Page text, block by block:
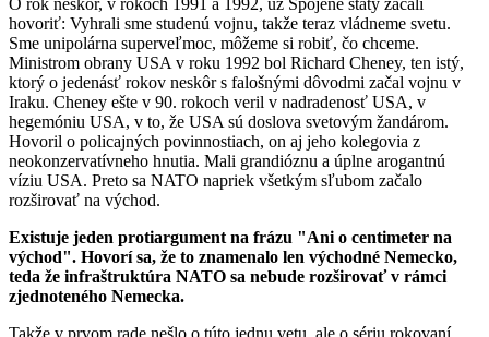
O rok neskôr, v rokoch 1991 a 1992, už Spojené štáty začali
hovoriť: Vyhrali sme studenú vojnu, takže teraz vládneme svetu.
Sme unipolárna superveľmoc, môžeme si robiť, čo chceme.
Ministrom obrany USA v roku 1992 bol Richard Cheney, ten istý,
ktorý o jedenásť rokov neskôr s falošnými dôvodmi začal vojnu v
Iraku. Cheney ešte v 90. rokoch veril v nadradenosť USA, v
hegemóniu USA, v to, že USA sú doslova svetovým žandárom.
Hovoril o policajných povinnostiach, on aj jeho kolegovia z
neokonzervatívneho hnutia. Mali grandióznu a úplne arogantnú
víziu USA. Preto sa NATO napriek všetkým sľubom začalo
rozširovať na východ.
Existuje jeden protiargument na frázu "Ani o centimeter na
východ". Hovorí sa, že to znamenalo len východné Nemecko,
teda že infraštruktúra NATO sa nebude rozširovať v rámci
zjednoteného Nemecka.